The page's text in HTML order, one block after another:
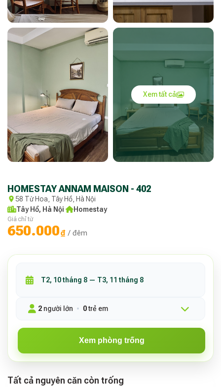
Xem tất cả
HOMESTAY ANNAM MAISON - 402
58 Từ Hoa, Tây Hồ, Hà Nội
Tây Hồ, Hà Nội· Homestay
Giá chỉ từ
650.000₫ / đêm
2 người lớn 0trẻ em
Xem phòng trống
Tất cả nguyên căn còn trống